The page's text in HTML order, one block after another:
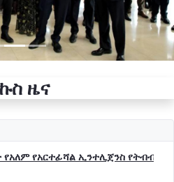
ዜና
የአርተፊሻል ኢንተሊጀንስ የትብብር